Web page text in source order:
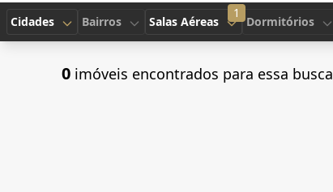
Cidades Bairros
1
Salas Aéreas Dormitórios
0 imóveis encontrados para essa busca